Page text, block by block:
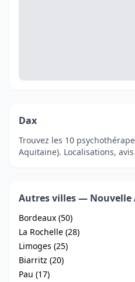
Dax
Trouvez les 10
Aquitaine). Localisations,
Autres villes — Nouvelle
Bordeaux (50)
La Rochelle (28)
Limoges (25)
Biarritz (20)
Pau (17)